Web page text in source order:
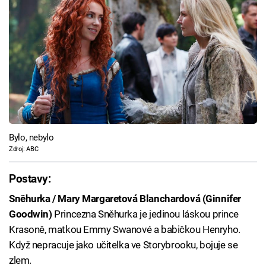
Bylo, nebylo
Zdroj: ABC
Postavy:
Sněhurka / Mary Margaretová Blanchardová (Ginnifer
Goodwin) Princezna Sněhurka je jedinou láskou prince
Krasoně, matkou Emmy Swanové a babičkou Henryho.
Když nepracuje jako učitelka ve Storybrooku, bojuje se
zlem.